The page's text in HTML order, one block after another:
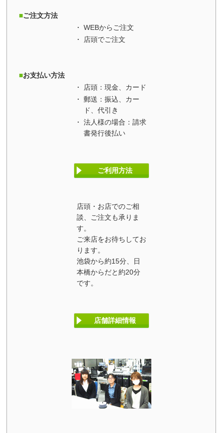
ご注文方法
WEBからご注文
店頭でご注文
お支払い方法
店頭：現金、カード
郵送：振込、カー
ド、代引き
法人様の場合：請求
書発行後払い
ご利用方法
店頭・お店でのご相
談、ご注文も承りま
す。
ご来店をお待ちしてお
ります。
池袋から約15分、日
本橋からだと約20分
です。
店舗詳細情報